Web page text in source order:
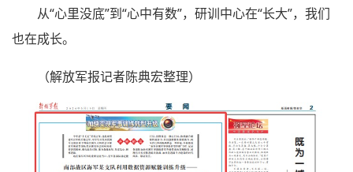
从“心里没底”到“心中有数”，研训中心在“长大”，我们
也在成长。
（解放军报记者陈典宏整理）